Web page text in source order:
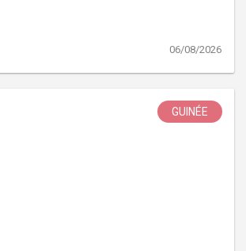
06/08/2026
GUINÉE